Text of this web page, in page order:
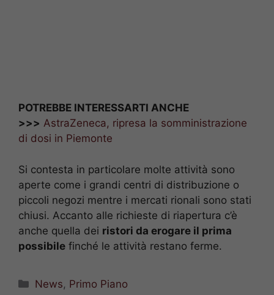
POTREBBE INTERESSARTI ANCHE
>>> AstraZeneca, ripresa la somministrazione
di dosi in Piemonte
Si contesta in particolare molte attività sono
aperte come i grandi centri di distribuzione o
piccoli negozi mentre i mercati rionali sono stati
chiusi. Accanto alle richieste di riapertura c’è
anche quella dei ristori da erogare il prima
possibile finché le attività restano ferme.
Categorie
News, Primo Piano